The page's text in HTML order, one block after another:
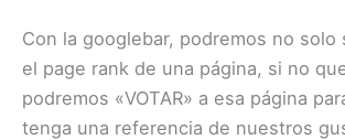
Con la googlebar, podremos no solo
el page rank de una página, si no
podremos «VOTAR» a esa página
tenga una referencia de nuestros